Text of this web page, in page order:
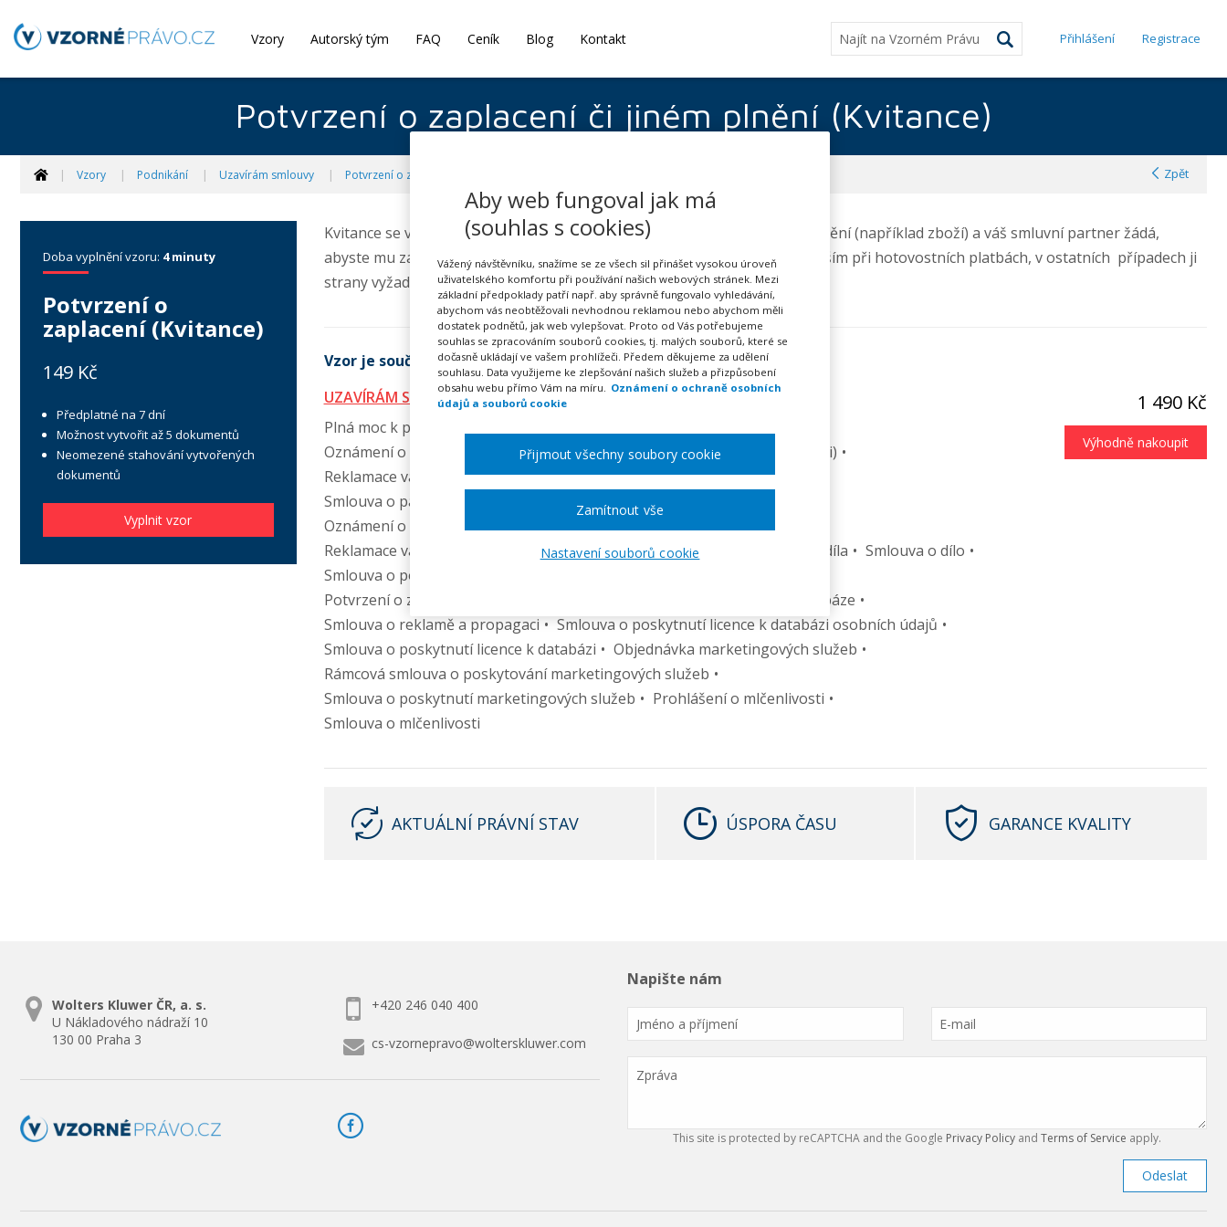
Vzory Autorský tým FAQ Ceník Blog Kontakt Přihlášení Registrace
Potvrzení o zaplacení či jiném plnění (Kvitance)
Vzory Podnikání Uzavírám smlouvy Potvrzení o zaplacení či jiném plnění (Kvitance) Zpět
Doba vyplnění vzoru: 4 minuty
Potvrzení o
zaplacení (Kvitance)
149 Kč
Předplatné na 7 dní
Možnost vytvořit až 5 dokumentů
Neomezené stahování vytvořených
dokumentů
Vyplnit vzor
Kvitance se vám bude hodit, pokud jste přijali platbu nebo jakékoli jiné plnění (například zboží) a váš smluvní partner žádá,
abyste mu zaplacení či dodání písemně potvrdili. Kvitanci využijete především při hotovostních platbách, v ostatních případech ji
strany vyžadují jen málokdy.
Vzor je součástí balíčku:
UZAVÍRÁM SMLOUVY (19 VZORŮ)
Plná moc k podpisu listiny
Oznámení o vyřízení reklamace vad zakoupené věci (odpověď na reklamaci)
Reklamace vad zakoupené věci (jinak také uplatnění práv z vad)
Smlouva o partnerství a propagaci
Oznámení o vyřízení reklamace vad díla (odpověď na reklamaci)
Reklamace vad díla (jinak také uplatnění práv z vad)
Protokol o předání díla
Smlouva o dílo
Smlouva o podnikatelském nájmu movité věci
Potvrzení o zaplacení či jiném plnění (kvitance)
Protokol o předání databáze
Smlouva o reklamě a propagaci
Smlouva o poskytnutí licence k databázi osobních údajů
Smlouva o poskytnutí licence k databázi
Objednávka marketingových služeb
Rámcová smlouva o poskytování marketingových služeb
Smlouva o poskytnutí marketingových služeb
Prohlášení o mlčenlivosti
Smlouva o mlčenlivosti
1 490 Kč
Výhodně nakoupit
AKTUÁLNÍ PRÁVNÍ STAV ÚSPORA ČASU GARANCE KVALITY
Wolters Kluwer ČR, a. s.
U Nákladového nádraží 10
130 00 Praha 3
+420 246 040 400
cs-vzornepravo@wolterskluwer.com
Napište nám
This site is protected by reCAPTCHA and the Google Privacy Policy and Terms of Service apply.
Odeslat
Aby web fungoval jak má
(souhlas s cookies)
Vážený návštěvníku, snažíme se ze všech sil přinášet vysokou úroveň
uživatelského komfortu při používání našich webových stránek. Mezi
základní předpoklady patří např. aby správně fungovalo vyhledávání,
abychom vás neobtěžovali nevhodnou reklamou nebo abychom měli
dostatek podnětů, jak web vylepšovat. Proto od Vás potřebujeme
souhlas se zpracováním souborů cookies, tj. malých souborů, které se
dočasně ukládají ve vašem prohlížeči. Předem děkujeme za udělení
souhlasu. Data využijeme ke zlepšování našich služeb a přizpůsobení
obsahu webu přímo Vám na míru.
Oznámení o ochraně osobních
údajů a souborů cookie
Nastavení souborů cookie
Zamítnout vše
Přijmout všechny soubory cookie